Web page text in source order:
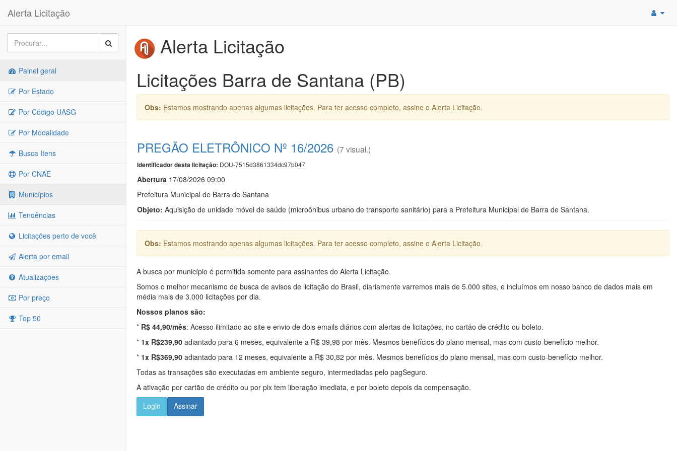
Alerta Licitação
Painel geral
Por Estado
Por Código UASG
Por Modalidade
Busca Itens
Por CNAE
Municípios
Tendências
Licitações perto de você
Alerta por email
Atualizações
Por preço
Top 50
Alerta Licitação
Licitações Barra de Santana (PB)
Obs: Estamos mostrando apenas algumas licitações. Para ter acesso completo, assine o Alerta Licitação.
PREGÃO ELETRÔNICO Nº 16/2026 (7 visual.)
Identificador desta licitação: DOU-7515d3861334dc97b047
Abertura 17/08/2026 09:00
Prefeitura Municipal de Barra de Santana
Objeto: Aquisição de unidade móvel de saúde (microônibus urbano de transporte sanitário) para a Prefeitura Municipal de Barra de Santana.
Obs: Estamos mostrando apenas algumas licitações. Para ter acesso completo, assine o Alerta Licitação.
A busca por município é permitida somente para assinantes do Alerta Licitação.
Somos o melhor mecanismo de busca de avisos de licitação do Brasil, diariamente varremos mais de 5.000 sites, e incluímos em nosso banco de dados mais em
média mais de 3.000 licitações por dia.
Nossos planos são:
* R$ 44,90/mês: Acesso ilimitado ao site e envio de dois emails diários com alertas de licitações, no cartão de crédito ou boleto.
* 1x R$239,90 adiantado para 6 meses, equivalente a R$ 39,98 por mês. Mesmos benefícios do plano mensal, mas com custo-benefício melhor.
* 1x R$369,90 adiantado para 12 meses, equivalente a R$ 30,82 por mês. Mesmos benefícios do plano mensal, mas com custo-benefício melhor.
Todas as transações são executadas em ambiente seguro, intermediadas pelo pagSeguro.
A ativação por cartão de crédito ou por pix tem liberação imediata, e por boleto depois da compensação.
Login
Assinar